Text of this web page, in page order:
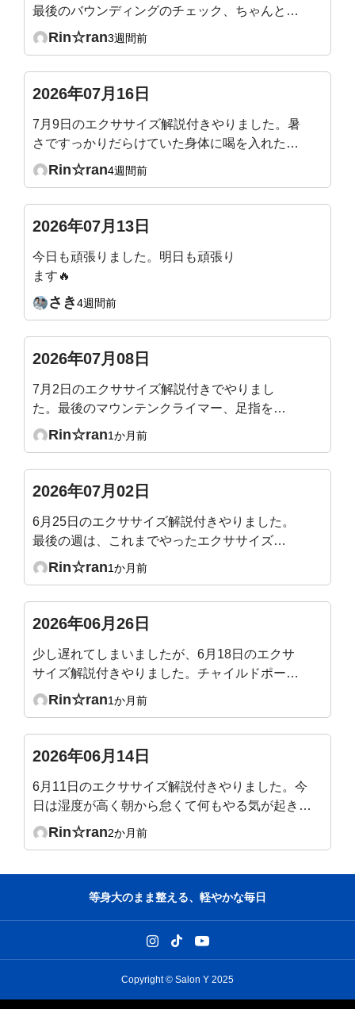
たが、やはりショックでした。
最後のバウンディングのチェック、ちゃんと腹
圧が入るのを確認できました。最後、バックプ
Rin☆ran3週間前
2026年07月16日
7月9日のエクササイズ解説付きやりました。暑
さですっかりだらけていた身体に喝を入れたよ
うで、シャキッとしました。ぽっこりになって
な？やりやすくなりました。
Rin☆ran4週間前
2026年07月13日
今日も頑張りました。明日も頑張り
ます🔥
さき4週間前
2026年07月08日
7月2日のエクササイズ解説付きでやりまし
た。最後のマウンテンクライマー、足指を突
き指しそうになりながら頑張りました！
Rin☆ran1か月前
2026年07月02日
6月25日のエクササイズ解説付きやりました。
最後の週は、これまでやったエクササイズの
総まとめなので、やりやすくて1時間があっと
Rin☆ran1か月前
2026年06月26日
少し遅れてしまいましたが、6月18日のエクサ
サイズ解説付きやりました。チャイルドポーズ
で骨盤だけ後傾するのが意外と難しかったで
Rin☆ran1か月前
2026年06月14日
6月11日のエクササイズ解説付きやりました。今
日は湿度が高く朝から怠くて何もやる気が起きな
かったのですが、ライブ1時間をやっているうち
とおっしゃっていて、本当にその通りだな、うん
うん、と頷きながら今日のエクササイズ終えまし
た。ありがとうございました。
Rin☆ran2か月前
等身大のまま整える、軽やかな毎日
Copyright © Salon Y 2025